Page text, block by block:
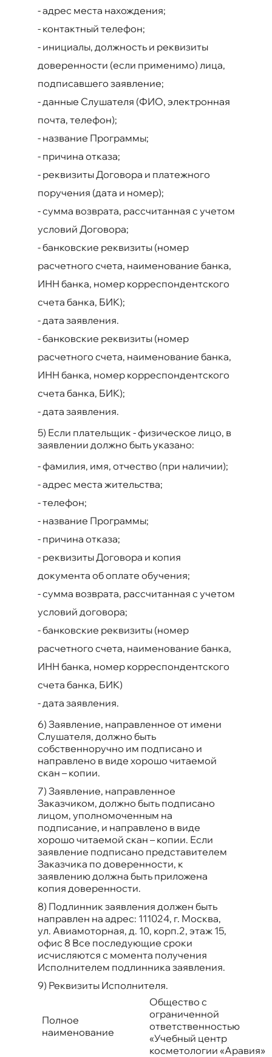
-адрес места нахождения;
- контактный телефон;
- инициалы, должность и реквизиты
доверенности (если применимо) лица,
подписавшего заявление;
- данные Слушателя (ФИО, электронная
почта, телефон);
- название Программы;
- причина отказа;
- реквизиты Договора и платежного
поручения (дата и номер);
-сумма возврата, рассчитанная с учетом
условий Договора;
-банковские реквизиты (номер
расчетного счета, наименование банка,
ИНН банка, номер корреспондентского
счета банка, БИК);
- дата заявления.
-банковские реквизиты (номер
расчетного счета, наименование банка,
ИНН банка, номер корреспондентского
счета банка, БИК);
- дата заявления.
5) Если плательщик - физическое лицо, в
заявлении должно быть указано:
-фамилия, имя, отчество (при наличии);
-адрес места жительства;
-телефон;
- название Программы;
- причина отказа;
- реквизиты Договора и копия
документа об оплате обучения;
-сумма возврата, рассчитанная с учетом
условий договора;
-банковские реквизиты (номер
расчетного счета, наименование банка,
ИНН банка, номер корреспондентского
счета банка, БИК)
- дата заявления.
6) Заявление, направленное от имени
Слушателя, должно быть
собственноручно им подписано и
направлено в виде хорошо читаемой
скан – копии.
7) Заявление, направленное
Заказчиком, должно быть подписано
лицом, уполномоченным на
подписание, и направлено в виде
хорошо читаемой скан – копии. Если
заявление подписано представителем
Заказчика по доверенности, к
заявлению должна быть приложена
копия доверенности.
8) Подлинник заявления должен быть
направлен на адрес: 111024, г. Москва,
ул. Авиамоторная, д. 10, корп.2, этаж 15,
офис 8 Все последующие сроки
исчисляются с момента получения
Исполнителем подлинника заявления.
9) Реквизиты Исполнителя.
Полное
наименование
Общество с
ограниченной
ответственностью
«Учебный центр
косметологии «Аравия»